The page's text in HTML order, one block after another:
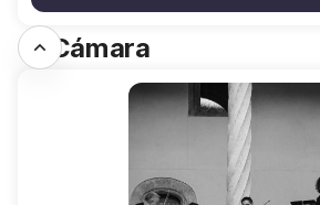
C. Cámara